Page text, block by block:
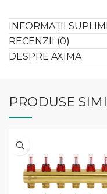
INFORMAȚII
RECENZII (0)
DESPRE AXIMA
PRODUSE